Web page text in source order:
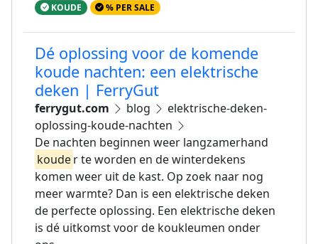
KOUDE % PER SALE
Dé oplossing voor de komende
koude nachten: een elektrische
deken | FerryGut
ferrygut.com blog
elektrische-deken-
oplossing-koude-nachten
De nachten beginnen weer langzamerhand
kouder te worden en de winterdekens
komen weer uit de kast. Op zoek naar nog
meer warmte? Dan is een elektrische deken
de perfecte oplossing. Een elektrische deken
is dé uitkomst voor de koukleumen onder